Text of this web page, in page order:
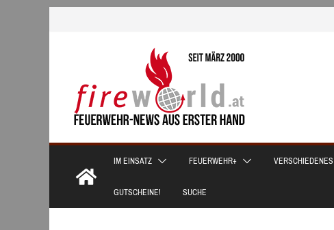
IM EINSATZ FEUERWEHR+ VERSCHIEDENES
GUTSCHEINE! SUCHE